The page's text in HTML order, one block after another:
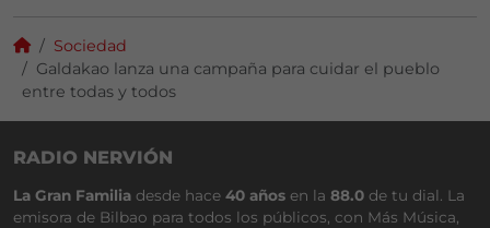
Sociedad
Galdakao lanza una campaña para cuidar el pueblo
entre todas y todos
RADIO NERVIÓN
La Gran Familia desde hace 40 años en la 88.0 de tu dial. La
emisora de Bilbao para todos los públicos, con Más Música,